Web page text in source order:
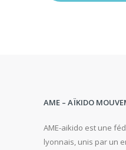
AME – AÏKIDO
AME-aikido est une
lyonnais, unis par un